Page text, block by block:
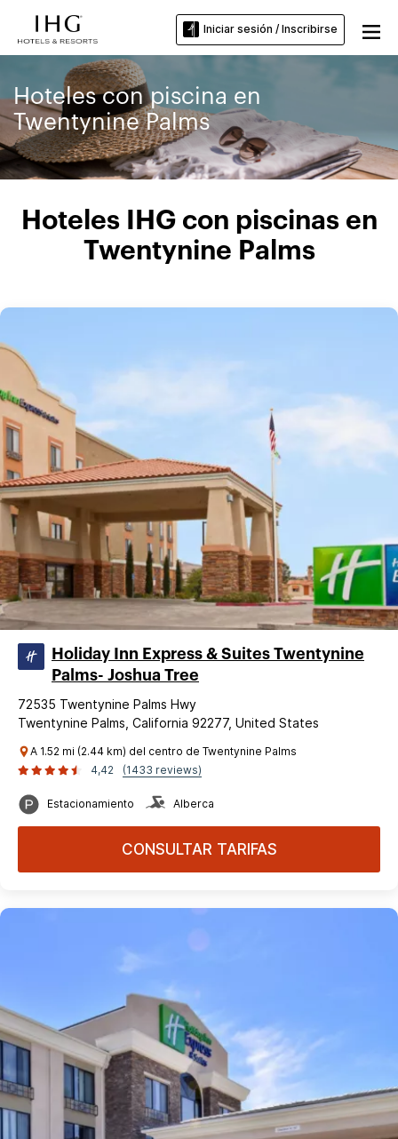
Iniciar sesión / Inscribirse
Hoteles con piscina en
Twentynine Palms
Hoteles IHG con piscinas en
Twentynine Palms
Holiday Inn Express & Suites Twentynine
Palms- Joshua Tree
72535 Twentynine Palms Hwy
Twentynine Palms, California 92277, United States
A 1.52 mi (2.44 km) del centro de Twentynine Palms
4,42
(1433 reviews)
Estacionamiento Alberca
CONSULTAR TARIFAS